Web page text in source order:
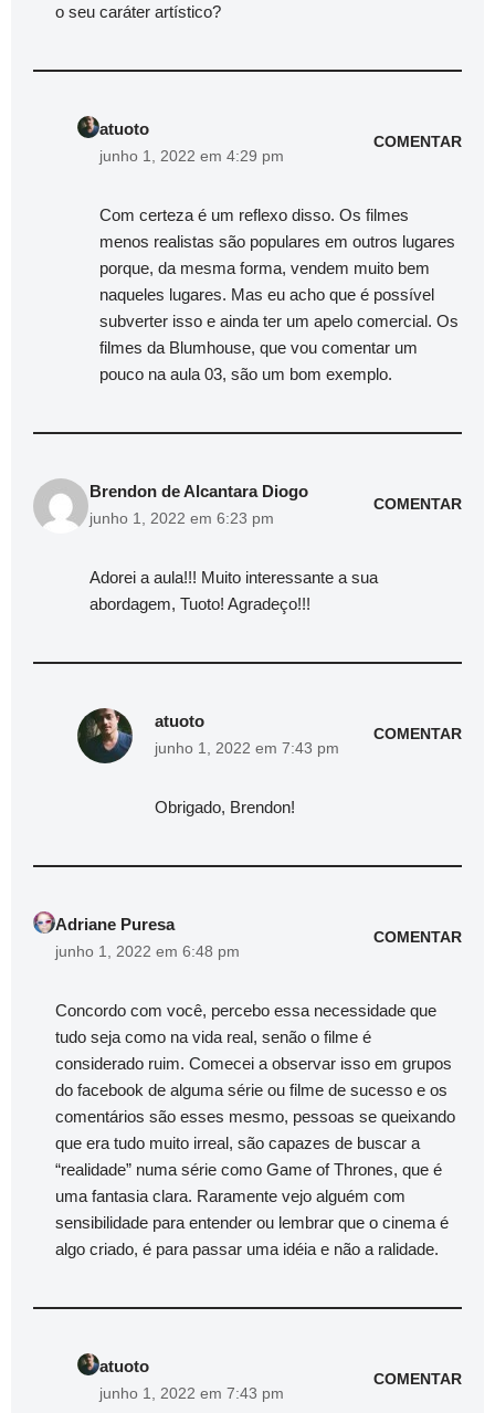
o seu caráter artístico?
atuoto
junho 1, 2022 em 4:29 pm
COMENTAR
Com certeza é um reflexo disso. Os filmes
menos realistas são populares em outros lugares
porque, da mesma forma, vendem muito bem
naqueles lugares. Mas eu acho que é possível
subverter isso e ainda ter um apelo comercial. Os
filmes da Blumhouse, que vou comentar um
pouco na aula 03, são um bom exemplo.
Brendon de Alcantara Diogo
junho 1, 2022 em 6:23 pm
COMENTAR
Adorei a aula!!! Muito interessante a sua
abordagem, Tuoto! Agradeço!!!
atuoto
junho 1, 2022 em 7:43 pm
COMENTAR
Obrigado, Brendon!
Adriane Puresa
junho 1, 2022 em 6:48 pm
COMENTAR
Concordo com você, percebo essa necessidade que
tudo seja como na vida real, senão o filme é
considerado ruim. Comecei a observar isso em grupos
do facebook de alguma série ou filme de sucesso e os
comentários são esses mesmo, pessoas se queixando
que era tudo muito irreal, são capazes de buscar a
“realidade” numa série como Game of Thrones, que é
uma fantasia clara. Raramente vejo alguém com
sensibilidade para entender ou lembrar que o cinema é
algo criado, é para passar uma idéia e não a ralidade.
atuoto
junho 1, 2022 em 7:43 pm
COMENTAR